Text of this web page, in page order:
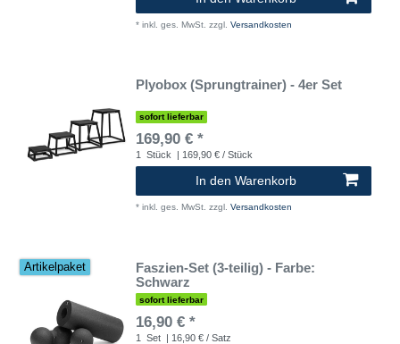
* inkl. ges. MwSt. zzgl. Versandkosten
Plyobox (Sprungtrainer) - 4er Set
sofort lieferbar
169,90 € *
1 Stück | 169,90 € / Stück
In den Warenkorb
* inkl. ges. MwSt. zzgl. Versandkosten
Artikelpaket
Faszien-Set (3-teilig) - Farbe:
Schwarz
sofort lieferbar
16,90 € *
1 Set | 16,90 € / Satz